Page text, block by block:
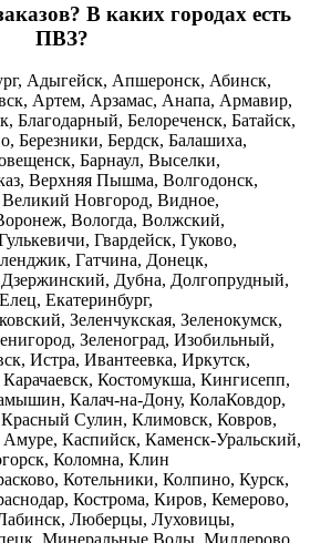
В каких городах есть
ПВЗ?
Адыгейск, Апшеронск, Абинск,
Артем, Арзамас, Анапа, Армавир,
Благодарный, Белореченск, Батайск,
Березники, Бердск, Балашиха,
Барнаул, Выселки,
Верхняя Пышма, Волгодонск,
Новгород, Видное,
Вологда, Волжский,
Гвардейск, Гуково,
Гатчина, Донецк,
Дубна, Долгопрудный,
Екатеринбург,
Зеленчукская, Зеленокумск,
Зеленоград, Изобильный,
Истра, Ивантеевка, Иркутск,
Костомукша, Кингисепп,
Калач-на-Дону, КолаКовдор,
Сулин, Климовск, Ковров,
Каспийск, Каменск-Уральский,
Коломна, Клин
Котельники, Колпино, Курск,
Кострома, Киров, Кемерово,
Люберцы, Луховицы,